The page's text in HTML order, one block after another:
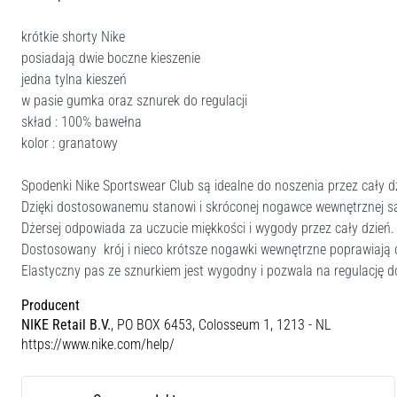
krótkie shorty Nike
posiadają dwie boczne kieszenie
jedna tylna kieszeń
w pasie gumka oraz sznurek do regulacji
skład : 100% bawełna
kolor : granatowy
Spodenki Nike Sportswear Club są idealne do noszenia przez cały
Dzięki dostosowanemu stanowi i skróconej nogawce wewnętrznej
Dżersej odpowiada za uczucie miękkości i wygody przez cały dzień.
Dostosowany krój i nieco krótsze nogawki wewnętrzne
Elastyczny pas ze sznurkiem jest wygodny i pozwala na regulację
Producent
NIKE Retail B.V., PO BOX 6453, Colosseum 1, 1213 - NL
https://www.nike.com/help/